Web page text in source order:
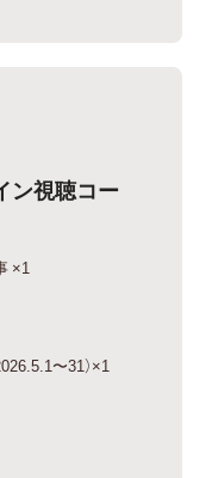
ン視聴コー
×1
〜31）×1